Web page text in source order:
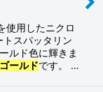
使用したニクロ
スパッタリン
ルド色に輝きま
ールドです。 …